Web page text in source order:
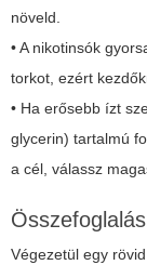
növeld.
• A nikotinsók
torkot, ezért
• Ha erősebb ízt
glycerin) tartalmú
a cél, válassz
Végezetül egy